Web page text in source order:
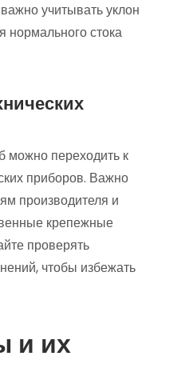
учитывать уклон
нормального стока
можно переходить к
приборов. Важно
производителя и
крепежные
проверять
чтобы избежать
и их